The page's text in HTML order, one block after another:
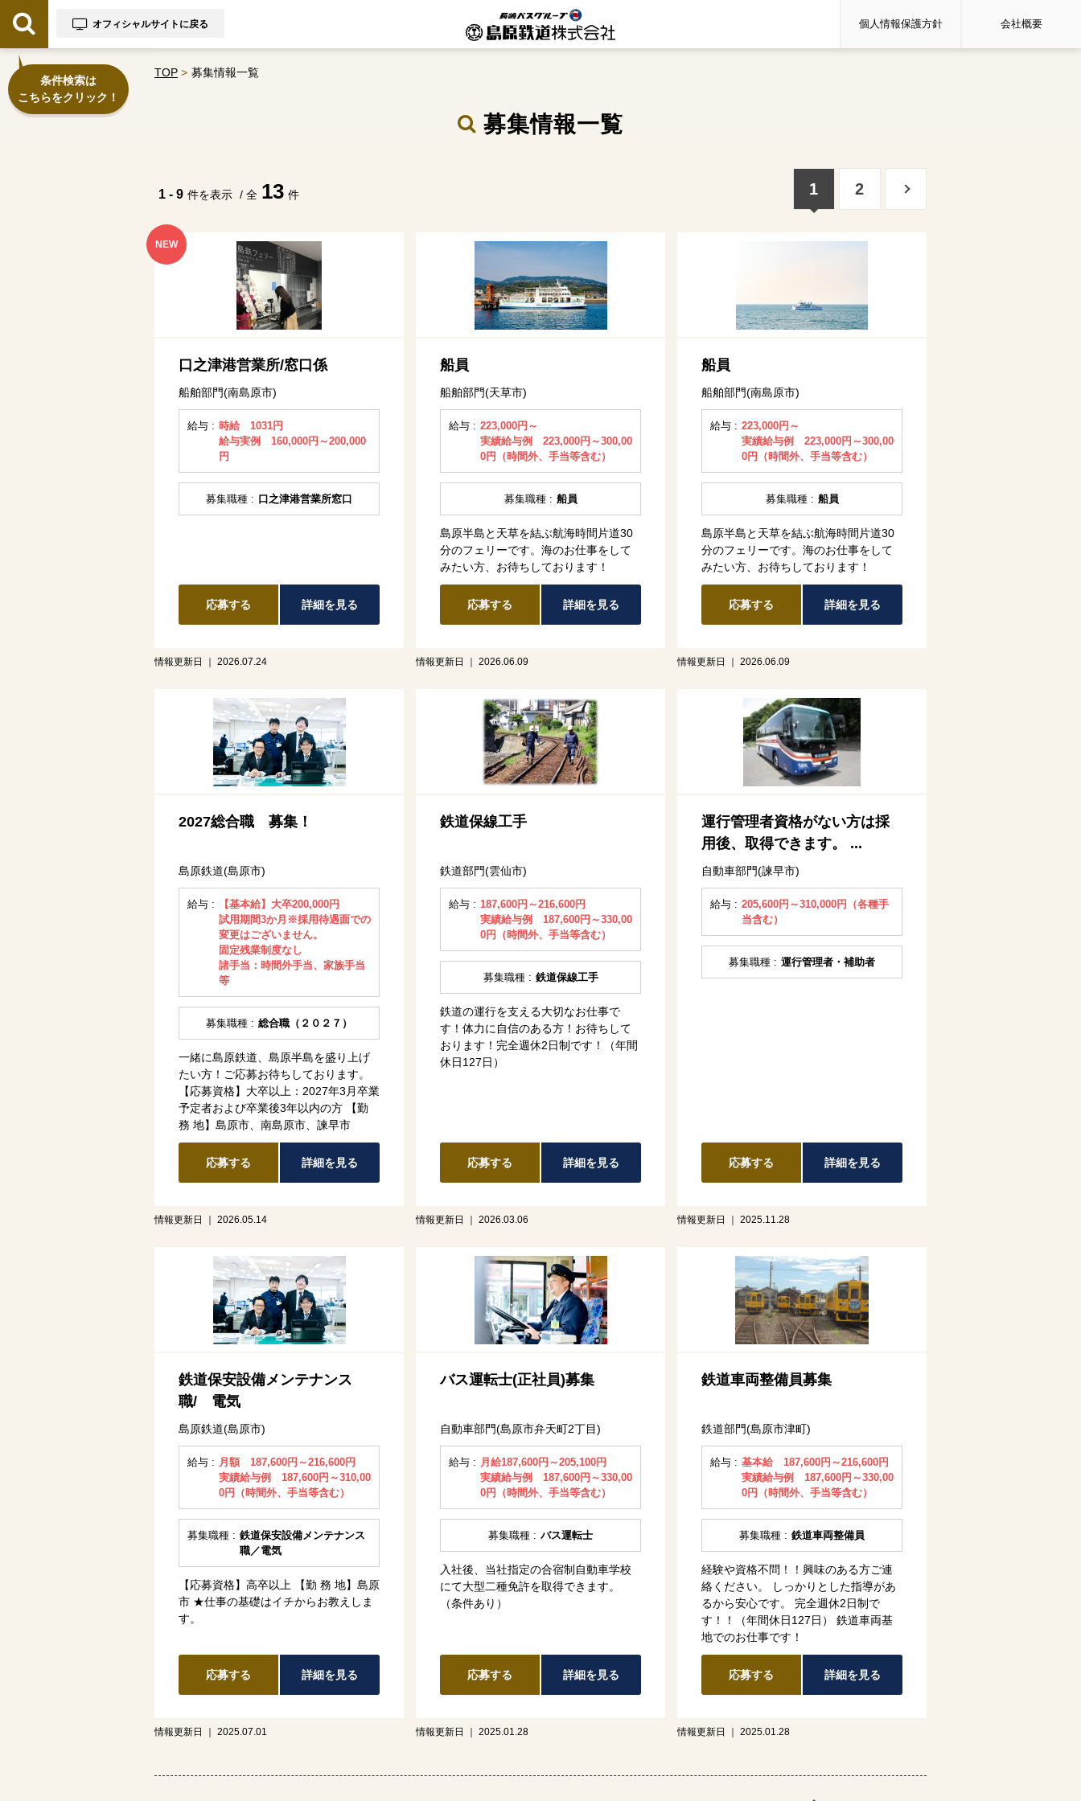
オフィシャルサイトに戻る 個人情報保護方針 会社概要
条件検索は
こちらをクリック！
TOP 募集情報一覧
募集情報一覧
1 - 9 件を表示 / 全 13 件 1 2
口之津港営業所/窓口係
船舶部門(南島原市)
給与 : 時給 1031円
給与実例 160,000円～200,000
円
募集職種 : 口之津港営業所窓口
応募する 詳細を見る
情報更新日 ｜ 2026.07.24
船員
船舶部門(天草市)
給与 : 223,000円～
実績給与例 223,000円～300,00
0円（時間外、手当等含む）
募集職種 : 船員
島原半島と天草を結ぶ航海時間片道30
分のフェリーです。海のお仕事をして
みたい方、お待ちしております！
応募する 詳細を見る
情報更新日 ｜ 2026.06.09
船員
船舶部門(南島原市)
給与 : 223,000円～
実績給与例 223,000円～300,00
0円（時間外、手当等含む）
募集職種 : 船員
島原半島と天草を結ぶ航海時間片道30
分のフェリーです。海のお仕事をして
みたい方、お待ちしております！
応募する 詳細を見る
情報更新日 ｜ 2026.06.09
2027総合職 募集！
島原鉄道(島原市)
給与 :
【基本給】大卒200,000円
試用期間3か月※採用待遇面での
変更はございません。
固定残業制度なし
諸手当：時間外手当、家族手当
等
募集職種 : 総合職（２０２７）
一緒に島原鉄道、島原半島を盛り上げ
たい方！ご応募お待ちしております。
【応募資格】大卒以上：2027年3月卒業
予定者および卒業後3年以内の方 【勤
務 地】島原市、南島原市、諫早市
応募する 詳細を見る
情報更新日 ｜ 2026.05.14
鉄道保線工手
鉄道部門(雲仙市)
給与 : 187,600円～216,600円
実績給与例 187,600円～330,00
0円（時間外、手当等含む）
募集職種 : 鉄道保線工手
鉄道の運行を支える大切なお仕事で
す！体力に自信のある方！お待ちして
おります！完全週休2日制です！（年間
休日127日）
応募する 詳細を見る
情報更新日 ｜ 2026.03.06
運行管理者資格がない方は採
用後、取得できます。 ...
自動車部門(諫早市)
給与 : 205,600円～310,000円（各種手
当含む）
募集職種 : 運行管理者・補助者
応募する 詳細を見る
情報更新日 ｜ 2025.11.28
鉄道保安設備メンテナンス
職/ 電気
島原鉄道(島原市)
給与 : 月額 187,600円～216,600円
実績給与例 187,600円～310,00
0円（時間外、手当等含む）
募集職種 : 鉄道保安設備メンテナンス
職／電気
【応募資格】高卒以上 【勤 務 地】島原
市 ★仕事の基礎はイチからお教えしま
す。
応募する 詳細を見る
情報更新日 ｜ 2025.07.01
バス運転士(正社員)募集
自動車部門(島原市弁天町2丁目)
給与 : 月給187,600円～205,100円
実績給与例 187,600円～330,00
0円（時間外、手当等含む）
募集職種 : バス運転士
入社後、当社指定の合宿制自動車学校
にて大型二種免許を取得できます。
（条件あり）
応募する 詳細を見る
情報更新日 ｜ 2025.01.28
鉄道車両整備員募集
鉄道部門(島原市津町)
給与 : 基本給 187,600円～216,600円
実績給与例 187,600円～330,00
0円（時間外、手当等含む）
募集職種 : 鉄道車両整備員
経験や資格不問！！興味のある方ご連
絡ください。 しっかりとした指導があ
るから安心です。 完全週休2日制で
す！！（年間休日127日） 鉄道車両基
地でのお仕事です！
応募する 詳細を見る
情報更新日 ｜ 2025.01.28